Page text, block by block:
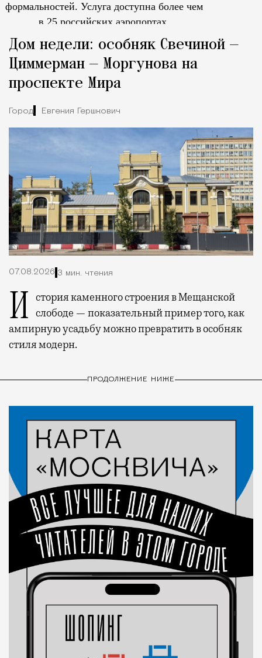
формальностей. Услуга доступна более чем
в 25 российских аэропортах.
Дом недели: особняк Свечиной —
Циммерман — Моргунова на
проспекте Мира
Город Евгения Гершкович
07.08.2026 3 мин. чтения
История каменного строения в Мещанской слободе — показательный пример того, как
ампирную усадьбу можно превратить в особняк
стиля модерн.
ПРОДОЛЖЕНИЕ НИЖЕ